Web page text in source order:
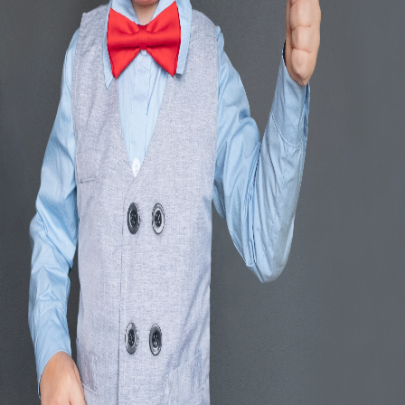
Kategorie: Koupelny, obklady, keramika
Region: Ústí nad Labem
Zobrazit Vymazat vše